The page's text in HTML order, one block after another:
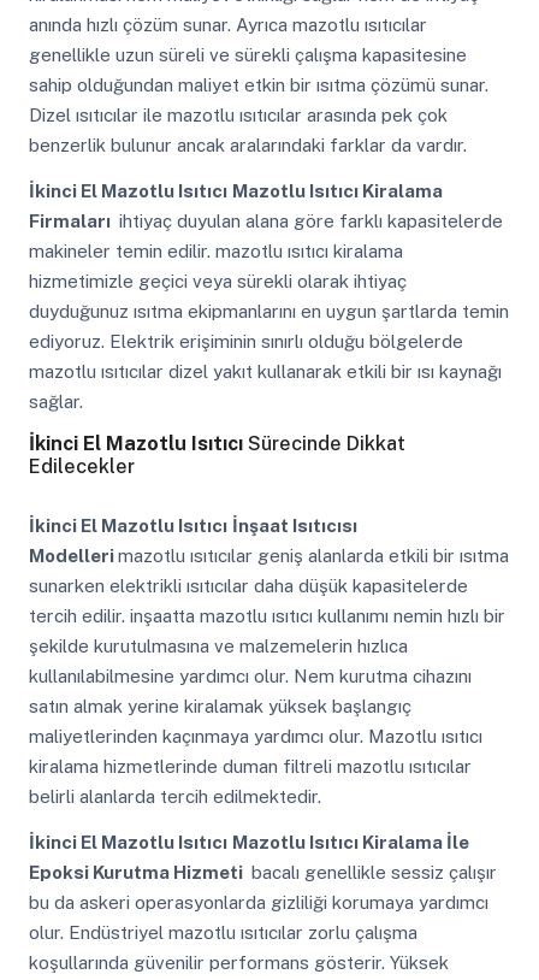
anında hızlı çözüm sunar. Ayrıca mazotlu ısıtıcılar
genellikle uzun süreli ve sürekli çalışma kapasitesine
sahip olduğundan maliyet etkin bir ısıtma çözümü sunar.
Dizel ısıtıcılar ile mazotlu ısıtıcılar arasında pek çok
benzerlik bulunur ancak aralarındaki farklar da vardır.
İkinci El Mazotlu Isıtıcı Mazotlu Isıtıcı Kiralama
Firmaları ihtiyaç duyulan alana göre farklı kapasitelerde
makineler temin edilir. mazotlu ısıtıcı kiralama
hizmetimizle geçici veya sürekli olarak ihtiyaç
duyduğunuz ısıtma ekipmanlarını en uygun şartlarda temin
ediyoruz. Elektrik erişiminin sınırlı olduğu bölgelerde
mazotlu ısıtıcılar dizel yakıt kullanarak etkili bir ısı kaynağı
sağlar.
İkinci El Mazotlu IsıtıcıSürecinde Dikkat
Edilecekler
İkinci El Mazotlu Isıtıcı İnşaat Isıtıcısı
Modellerimazotlu ısıtıcılar geniş alanlarda etkili bir ısıtma
sunarken elektrikli ısıtıcılar daha düşük kapasitelerde
tercih edilir. inşaatta mazotlu ısıtıcı kullanımı nemin hızlı bir
şekilde kurutulmasına ve malzemelerin hızlıca
kullanılabilmesine yardımcı olur. Nem kurutma cihazını
satın almak yerine kiralamak yüksek başlangıç
maliyetlerinden kaçınmaya yardımcı olur. Mazotlu ısıtıcı
kiralama hizmetlerinde duman filtreli mazotlu ısıtıcılar
belirli alanlarda tercih edilmektedir.
İkinci El Mazotlu Isıtıcı Mazotlu Isıtıcı Kiralama İle
Epoksi Kurutma Hizmeti bacalı genellikle sessiz çalışır
bu da askeri operasyonlarda gizliliği korumaya yardımcı
olur. Endüstriyel mazotlu ısıtıcılar zorlu çalışma
koşullarında güvenilir performans gösterir. Yüksek